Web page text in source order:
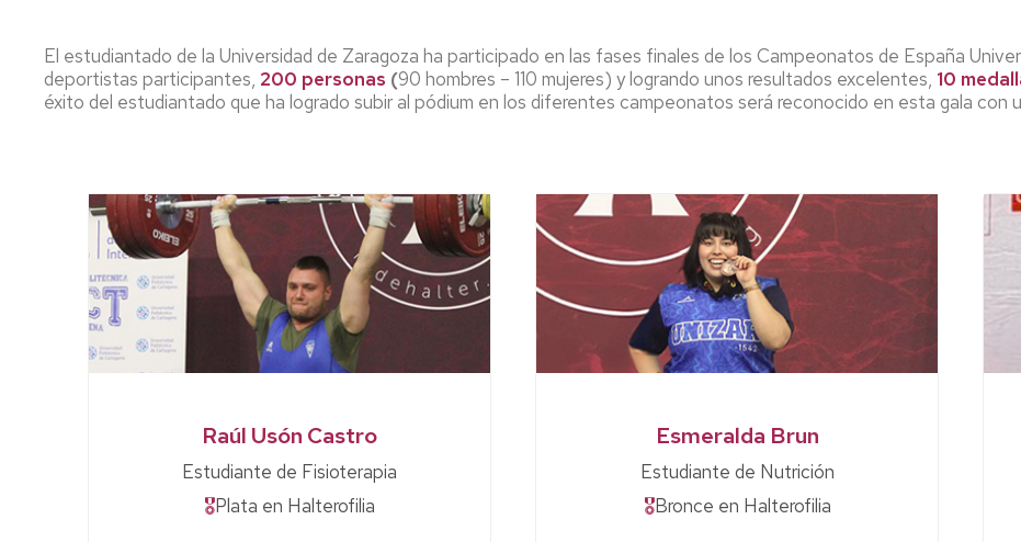
El estudiantado de la Universidad de Zaragoza ha participado en las fases finales de los Campeonatos de España
deportistas participantes, 200 personas (90 hombres – 110 mujeres) y logrando unos resultados excelentes, 10
éxito del estudiantado que ha logrado subir al pódium en los diferentes campeonatos será reconocido en esta gala con
Raúl Usón Castro
Estudiante de Fisioterapia
🎖Plata en Halterofilia
Esmeralda Brun
Estudiante de Nutrición
🎖Bronce en Halterofilia